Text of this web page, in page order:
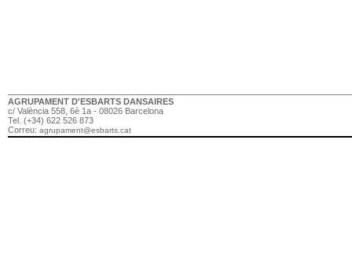
AGRUPAMENT D'ESBARTS DANSAIRES
c/ València 558, 6è 1a - 08026 Barcelona
Tel. (+34) 622 526 873
Correu: agrupament@esbarts.cat